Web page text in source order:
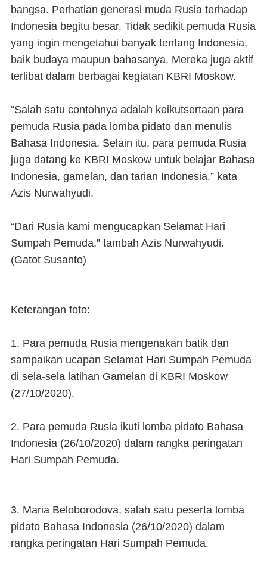
bangsa. Perhatian generasi muda Rusia terhadap
Indonesia begitu besar. Tidak sedikit pemuda Rusia
yang ingin mengetahui banyak tentang Indonesia,
baik budaya maupun bahasanya. Mereka juga aktif
terlibat dalam berbagai kegiatan KBRI Moskow.
“Salah satu contohnya adalah keikutsertaan para
pemuda Rusia pada lomba pidato dan menulis
Bahasa Indonesia. Selain itu, para pemuda Rusia
juga datang ke KBRI Moskow untuk belajar Bahasa
Indonesia, gamelan, dan tarian Indonesia,” kata
Azis Nurwahyudi.
“Dari Rusia kami mengucapkan Selamat Hari
Sumpah Pemuda,” tambah Azis Nurwahyudi.
(Gatot Susanto)
Keterangan foto:
1. Para pemuda Rusia mengenakan batik dan
sampaikan ucapan Selamat Hari Sumpah Pemuda
di sela-sela latihan Gamelan di KBRI Moskow
(27/10/2020).
2. Para pemuda Rusia ikuti lomba pidato Bahasa
Indonesia (26/10/2020) dalam rangka peringatan
Hari Sumpah Pemuda.
3. Maria Beloborodova, salah satu peserta lomba
pidato Bahasa Indonesia (26/10/2020) dalam
rangka peringatan Hari Sumpah Pemuda.